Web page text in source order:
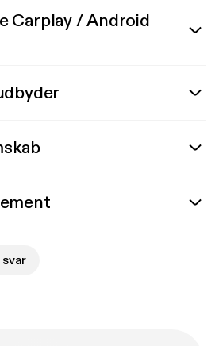
Carplay / Android